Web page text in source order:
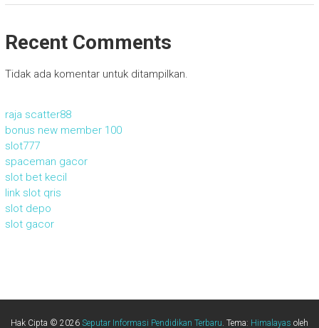
Recent Comments
Tidak ada komentar untuk ditampilkan.
raja scatter88
bonus new member 100
slot777
spaceman gacor
slot bet kecil
link slot qris
slot depo
slot gacor
Hak Cipta © 2026 Seputar Informasi Pendidikan Terbaru. Tema: Himalayas oleh